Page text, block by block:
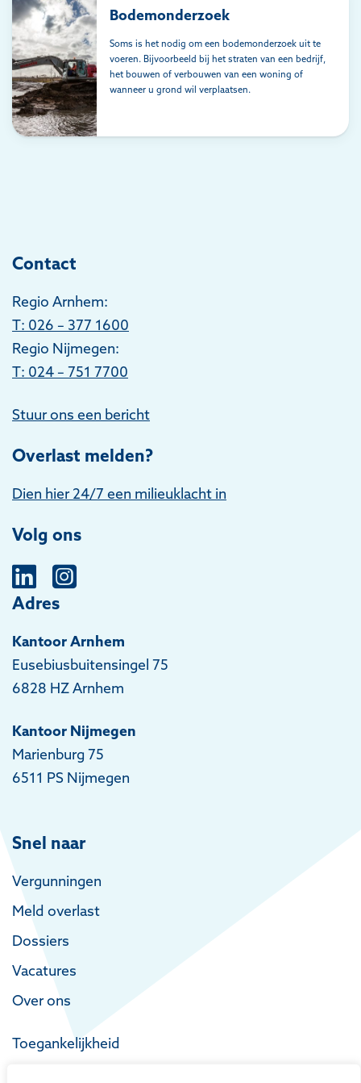
Bodemonderzoek
Soms is het nodig om een bodemonderzoek uit te
voeren. Bijvoorbeeld bij het straten van een bedrijf,
het bouwen of verbouwen van een woning of
wanneer u grond wil verplaatsen.
Contact
Regio Arnhem:
T: 026 – 377 1600
Regio Nijmegen:
T: 024 – 751 7700
Stuur ons een bericht
Overlast melden?
Dien hier 24/7 een milieuklacht in
Volg ons
Adres
Kantoor Arnhem
Eusebiusbuitensingel 75
6828 HZ Arnhem
Kantoor Nijmegen
Marienburg 75
6511 PS Nijmegen
Snel naar
Vergunningen
Meld overlast
Dossiers
Vacatures
Over ons
Toegankelijkheid